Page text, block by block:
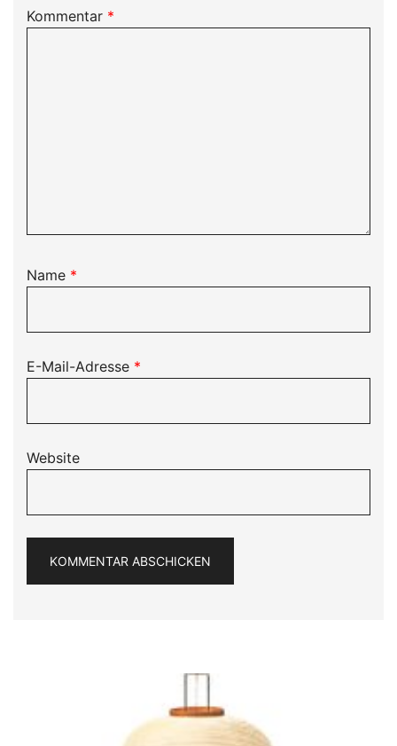
Kommentar *
Name *
E-Mail-Adresse *
Website